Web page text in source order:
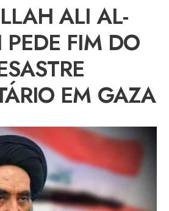
ALI AL-
PEDE FIM DO
EM GAZA